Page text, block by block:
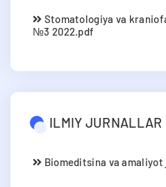
Stomatologiya va
№3 2022.pdf
ILMIY JURNALLAR
Biomeditsina va